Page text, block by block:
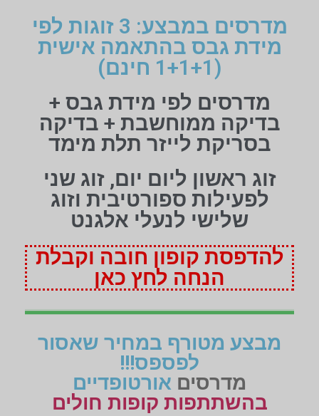
מדרסים במבצע: 3 זוגות לפי
מידת גבס בהתאמה אישית
(1+1+1 חינם)
מדרסים לפי מידת גבס +
בדיקה ממוחשבת + בדיקה
בסריקת לייזר תלת מימד
זוג ראשון ליום יום, זוג שני
לפעילות ספורטיבית וזוג
שלישי לנעלי אלגנט
להדפסת קופון חובה וקבלת
הנחה לחץ כאן
מבצע מטורף במחיר שאסור
לפספס!!!
מדרסים אורטופדיים
בהשתתפות קופות חולים